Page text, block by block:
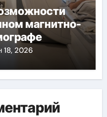
магнитно-
18, 2026